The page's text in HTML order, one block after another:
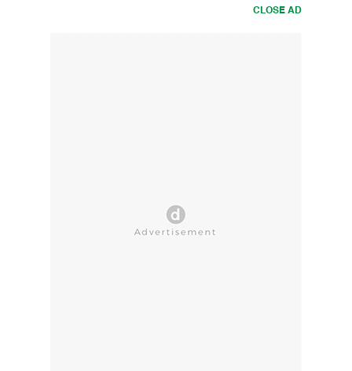
CLOSE AD